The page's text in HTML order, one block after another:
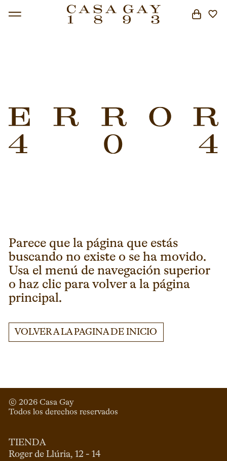
Parece que la página que estás
buscando no existe o se ha movido.
Usa el menú de navegación superior
o haz clic para volver a la página
principal.
VOLVER A LA PAGINA DE INICIO
© 2026 Casa Gay
Todos los derechos reservados
TIENDA
Roger de Llúria, 12 - 14